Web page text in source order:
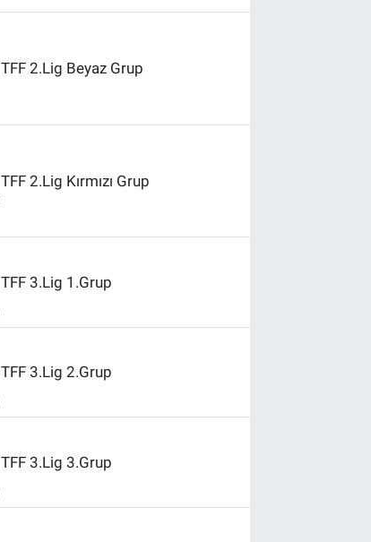
TFF 2.Lig Beyaz Grup
TFF 2.Lig Kırmızı Grup
TFF 3.Lig 1.Grup
TFF 3.Lig 2.Grup
TFF 3.Lig 3.Grup